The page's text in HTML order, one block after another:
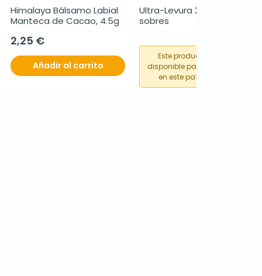
Himalaya Bálsamo Labial
Manteca de Cacao, 4.5g
2,25 €
Añadir al carrito
Ultra-Levura 250 mg, 20
sobres
Este producto no está
disponible para su compra
en este país o región.